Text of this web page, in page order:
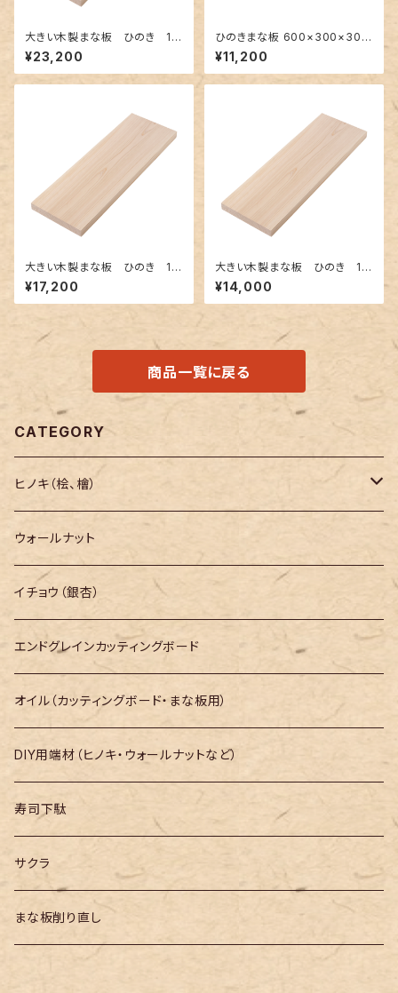
大きい木製まな板 ひのき 10
00×350×30mm 裏に節あ
り 一枚板
¥23,200
ひのきまな板 600×300×30m
m 一枚板
¥11,200
大きい木製まな板 ひのき 12
00×250×30mm 裏に節あ
り 一枚板
¥17,200
大きい木製まな板 ひのき 10
00×250×30mm 裏に節あ
り 一枚板
¥14,000
商品一覧に戻る
CATEGORY
ヒノキ（桧、檜）
長さ200mm～
長さ300mm～
長さ400mm～
長さ500mm～
長さ600mm～
長さ700mm～
長さ800mm～
長さ900mm～
ウォールナット
イチョウ（銀杏）
エンドグレインカッティングボード
オイル（カッティングボード・まな板用）
DIY用端材（ヒノキ・ウォールナットなど）
寿司下駄
サクラ
まな板削り直し